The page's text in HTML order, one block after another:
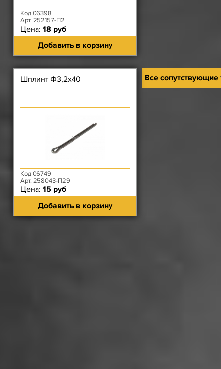
Код 06398
Арт. 252157-П2
Цена: 18 руб
Добавить в корзину
Шплинт Ф3,2х40
Код 06749
Арт. 258043-П29
Цена: 15 руб
Добавить в корзину
Все сопутствующие